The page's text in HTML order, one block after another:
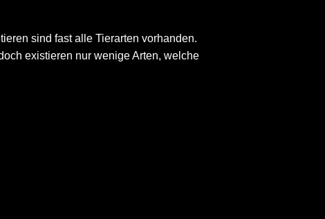
sind fast alle Tierarten vorhanden.
existieren nur wenige Arten, welche